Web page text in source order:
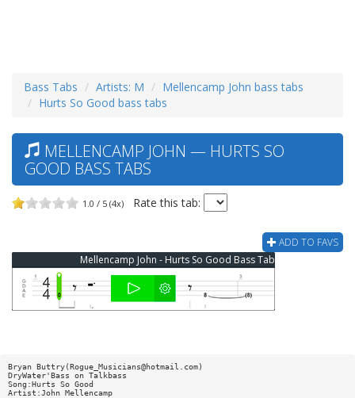
Bass Tabs Artists: M
Mellencamp John bass tabs
Hurts So Good bass tabs
MELLENCAMP JOHN — HURTS SO
GOOD BASS TABS
1.0 / 5 (4x) Rate this tab:
ADD TO FAVS
Mellencamp John - Hurts So Good Bass Tab
Bryan Buttry(Rogue_Musicians@hotmail.com)
DryWater'Bass on Talkbass
Song:Hurts So Good
Artist:John Mellencamp